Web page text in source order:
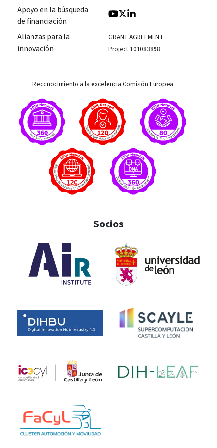
Apoyo en la búsqueda
de financiación
Alianzas para la
innovación
GRANT AGREEMENT
Project 101083898
Reconocimiento a la excelencia Comisión Europea
Socios